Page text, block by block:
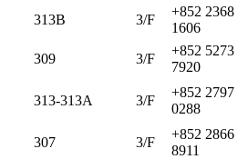
313B 3/F
+852 2368
1606
309 3/F
+852 5273
7920
313-313A 3/F
+852 2797
0288
307 3/F
+852 2866
8911